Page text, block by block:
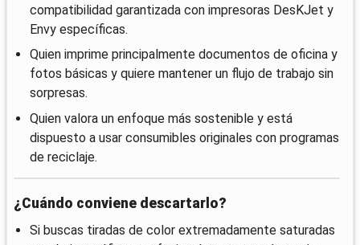
compatibilidad garantizada con impresoras DesKJet y
Envy específicas.
Quien imprime principalmente documentos de oficina y
fotos básicas y quiere mantener un flujo de trabajo sin
sorpresas.
Quien valora un enfoque más sostenible y está
dispuesto a usar consumibles originales con programas
de reciclaje.
¿Cuándo conviene descartarlo?
Si buscas tiradas de color extremadamente saturadas